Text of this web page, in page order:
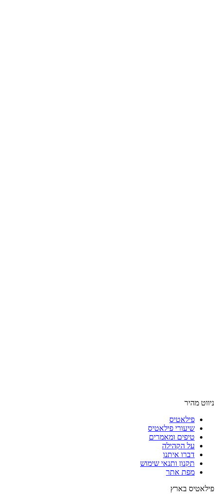
ניווט מהיר
פילאטיס
שיעורי פילאטיס
טיפים ומאמרים
על הקהילה
דברו איתנו
תקנון ותנאי שימוש
מפת אתר
פילאטיס בארץ